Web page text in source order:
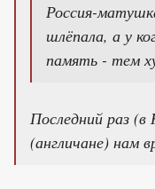
Россия-
шлёпала, а у
память - тем
Последний раз
(англичане) нам